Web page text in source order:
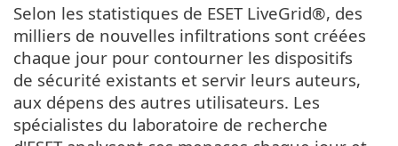
Selon les statistiques de ESET LiveGrid®, des
milliers de nouvelles infiltrations sont créées
chaque jour pour contourner les dispositifs
de sécurité existants et servir leurs auteurs,
aux dépens des autres utilisateurs. Les
spécialistes du laboratoire de recherche